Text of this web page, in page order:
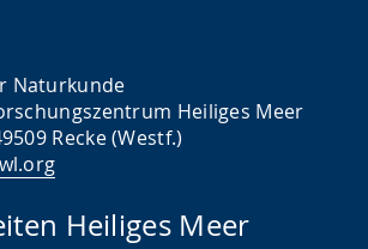
Naturkunde
Heiliges Meer
Recke (Westf.)
Heiliges Meer